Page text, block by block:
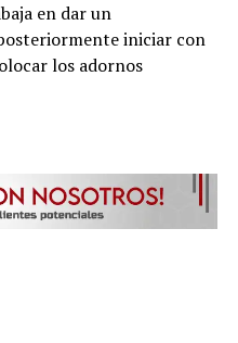
en dar un
iniciar con
los adornos